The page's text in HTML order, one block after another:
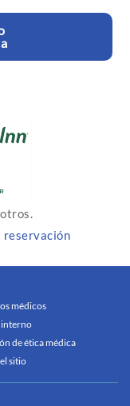
reservación
médicos
de ética médica
sitio